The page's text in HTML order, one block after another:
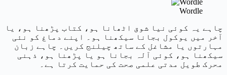
Wordle
چاہے یہ کوئی نیا شوق اٹھانا ہو، کتاب پڑھنا ہو، یا
آخر میں یوکول بجانا سیکھنا ہو۔ اپنے دماغ کو نئی
مہارتوں یا مشاغل کے ساتھ چیلنج کریں۔ چاہے زبان
سیکھنا ہو، کوئی آلہ بجانا ہو یا پڑھنا ہو، ذہنی
محرک طویل مدتی علمی صحت کی حمایت کرتا ہے۔